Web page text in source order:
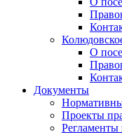
О
Документы
Проекты
Регламенты